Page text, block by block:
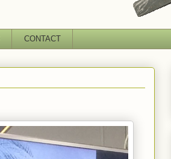
CONTACT